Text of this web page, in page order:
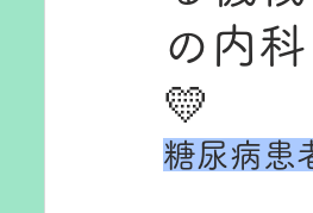
の内
💛
糖尿病患